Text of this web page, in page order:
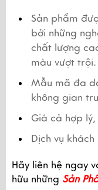
Sản phẩm
bởi những
chất lượng
màu vượt trội.
Mẫu mã đa
không gian
Giá cả hợp
Dịch vụ
Hãy liên hệ ngay
hữu những Sản